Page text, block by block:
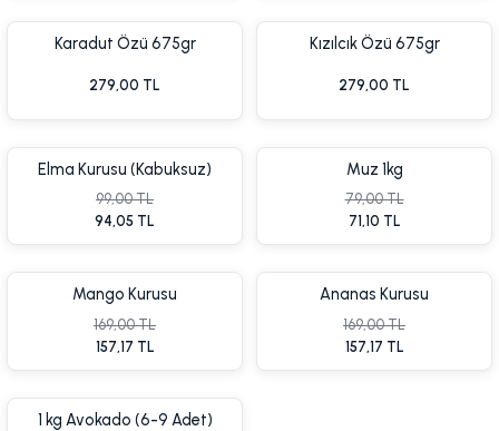
Karadut Özü 675gr
279,00 TL
Kızılcık Özü 675gr
279,00 TL
Elma Kurusu (Kabuksuz)
99,00 TL
94,05 TL
Muz 1kg
79,00 TL
71,10 TL
Mango Kurusu
169,00 TL
157,17 TL
Ananas Kurusu
169,00 TL
157,17 TL
Tükendi
1 kg Avokado (6-9 Adet)